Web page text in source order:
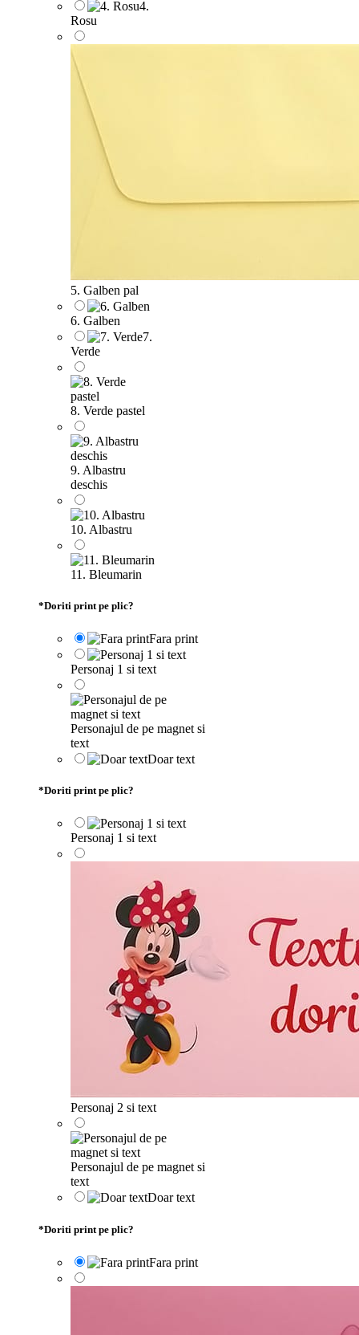
4.
Rosu
5. Galben pal
6. Galben
7.
Verde
8. Verde pastel
9. Albastru
deschis
10. Albastru
11. Bleumarin
*Doriti print pe plic?
Fara print
Personaj 1 si text
Personajul de pe magnet si
text
Doar text
*Doriti print pe plic?
Personaj 1 si text
Personaj 2 si text
Personajul de pe magnet si
text
Doar text
*Doriti print pe plic?
Fara print